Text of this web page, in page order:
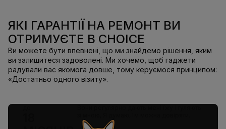
ЯКІ ГАРАНТІЇ НА РЕМОНТ ВИ
ОТРИМУЄТЕ В CHOICE
Ви можете бути впевнені, що ми знайдемо рішення, яким
ви залишитеся задоволені. Ми хочемо, щоб гаджети
радували вас якомога довше, тому керуємося принципом:
«Достатньо одного візиту».